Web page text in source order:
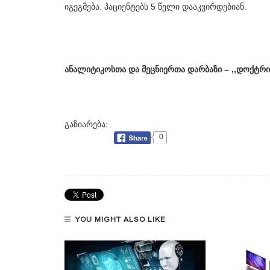
იგეგმება. პაციენტებს 5 წელი დააკვირდებიან.
ანალიტიკოსთა და მეცნიერთა დარბაზი –
გაზიარება:
0
YOU MIGHT ALSO LIKE